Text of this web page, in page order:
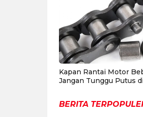
Kapan Rantai Motor
Jangan Tunggu Putus
BERITA